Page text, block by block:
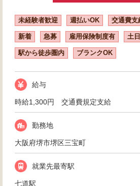
未経験者歓迎 週払いOK 交通費支
新着 急募 雇用保険制度有 土
駅から徒歩圏内 ブランクOK
給与
時給1,300円 交通費規定支給
勤務地
大阪府堺市堺区三宝町
就業先最寄駅
七道駅